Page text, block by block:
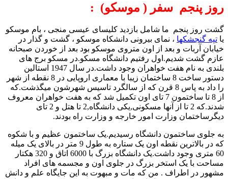
روز پنجم سفر ( موسکو) :
گشت روز پنجم ما شامل بازدید کلیسای عیسی منجی ، بام موسکو
یا تپه گنجشکها ، نمای بیرونی دانشکاه موسکو ، گشت و گذار در
خیابان آربات و بعد از اون متروی موسکو بود بعد از خوردن صبحانه
عازم گشت شدیم.اول رفتیم دانشگاه مسکو.در مسکو برج های
بلندی به نام هفت خواهران وجود داشت.در سال 1947 استالین
دستور ساخت 8 ساختمان زیبا با معماری اروپایی در 8 نقطه از شهر
را داد به پاس 8 قرن که از سالگرد تاسیس شهرشون میگذشت.که
از 8 تا ساختمون 7 تای اون تکمیل شد که به هفت خواهران معروف
شدند.که 2 تا از آنها مسکونی,یکی دانشگاه,2 تا هتل و 2 تای
دیگرساختمان وزارت امور خارجه و وزارت راه بودند.
به جلوی ساختمون دانشگاه رسیدیم.یک ساختمون عظیم و با شکوه
که در بالاترین نقطه اون یک ستاره به طول 9 متر در بالای یک میله
60 متری وجود داشت.یک دانشگاه بزرگ با 6000 اتاق و 320 هکتار
مساحت با یک استخر بزرگ در جلوی اون و مجسمه های افراد
مشهور در اطراف . من که مات و مبهوت به این جایگاه علم و دانش